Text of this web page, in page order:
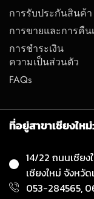
การรับประกันสินค้า
การขายและการคืน
การชำระเงิน
ความเป็นส่วนตัว
FAQs
ที่อยู่สาขาเชียงใหม่:
14/22 ถนนเชียง
เชียงใหม่ จังหวั
053-284565,